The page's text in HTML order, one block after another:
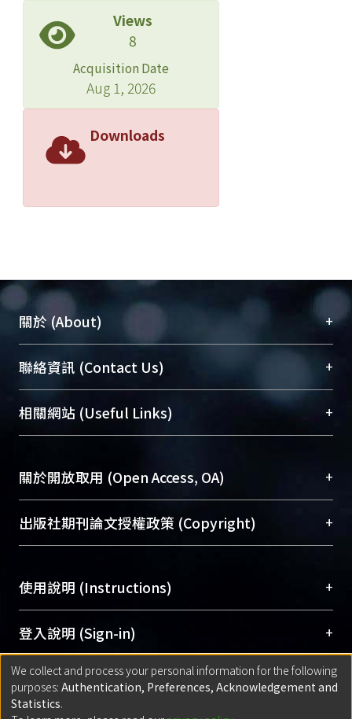
Views
8
Acquisition Date
Aug 1, 2026
Downloads
關於 (About) +
臺大位居世界頂尖大學之列，為永久珍藏及向國際
展現本校豐碩的研究成果及學術能量，圖書館整合
機構典藏（NTUR）與學術庫（AH）不同功能平
台，成為臺大學術典藏NTU scholars。期能整合研
成果。
To permanently archive and promote researcher
profiles and scholarly works, Library integrates the
services of “NTU Repository” with “Academic
聯絡資訊 (Contact Us) +
總館學科館員(Main Library)
醫學圖書館學科館員(Medical Library)
Sciences Library)
相關網站 (Useful Links) +
關於開放取用 (Open Access, OA) +
開放取用是從使用者角度提升資訊取用性的社會運
動，應用在學術研究上是透過將研究著作公開供使
用逐年攀升。同時可加速研究發展、提升研究影響
Archive）平台。 （點選深入了解OA）
出版社期刊論文授權政策 (Copyright) +
含部分內容的版權非匯入者所有，或由第三方贊
助與合作完成，請確認該版權所有者及第三方同
意提供此授權。
Please represent that the submission is your
original work, and that you have the right to
grant the rights to upload.
使用說明 (Instructions) +
網站簡介(Quickstart Guide)
使用手冊(Instruction Manual)
線上預約服務(Booking Service)
登入說明 (Sign-in) +
方案一：臺灣大學計算機中心帳號登入
(With C&INC Email Account)
匯入著作 (Submission) +
We collect and process your personal information for the following
purposes: Authentication, Preferences, Acknowledgement and
Statistics.